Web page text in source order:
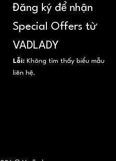
Đăng ký để nhận
Special Offers từ
VADLADY
Lỗi: Không tìm thấy biểu mẫu
liên hệ.